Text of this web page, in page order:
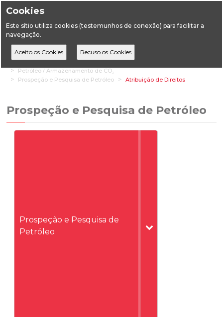
Cookies
Este sítio utiliza cookies (testemunhos de conexão) para facilitar a
navegação.
HomeÁreas Setoriais
Geologia
Petróleo / Armazenamento de CO₂
Prospeção e Pesquisa de Petróleo
Atribuição de Direitos
Prospeção e Pesquisa de Petróleo
Prospeção e Pesquisa de
Petróleo